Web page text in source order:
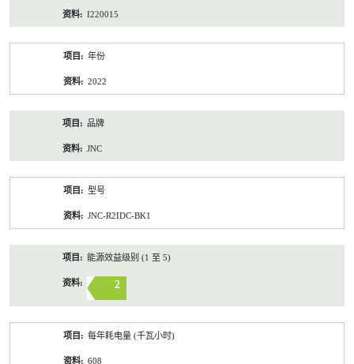
I220015
年份
2022
品牌
JNC
型号
JNC-R2IDC-BK1
能源效益级别 (1 至 5)
2
每年耗电量 (千瓦小时)
608